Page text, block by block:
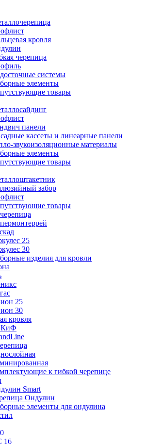
кровля
черепица
системы
элементы
товары
панели
кассеты и линеарные панели
звукоизоляционные материалы
элементы
товары
забор
товары
25
30
изделия для кровли
25
30
кровля
к гибкой черепице
Smart
Ондулин
элементы для ондулина
16